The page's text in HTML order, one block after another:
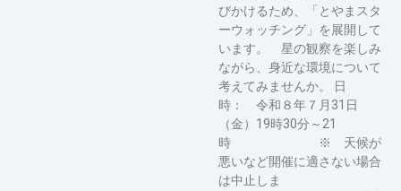
びかけるため、「とやまスタ
ーウォッチング」を展開して
います。 星の観察を楽しみ
ながら、身近な環境について
考えてみませんか。 日
時： 令和８年７月31日
（金）19時30分～21
時 ※ 天候が
悪いなど開催に適さない場合
は中止しま